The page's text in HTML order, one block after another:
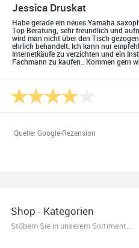
Jessica Druskat
Habe gerade ein neues Yamaha
Top Beratung, sehr freundlich und
wird man nicht über den Tisch
ehrlich behandelt. Ich kann nur
Internetkäufe zu verzichten und ein
Fachmann zu kaufen.. Kommen gern
Quelle: Google-Rezension
Habe mir heute eine E-Gitarre und
Erstklassige Beratung vom Chef. Hier
aufgehoben. Finger weg vom Internet.
Fachmann zu guten Konditionen. Es
Shop - Kategorien
Stöbern Sie in unserem Sortiment...